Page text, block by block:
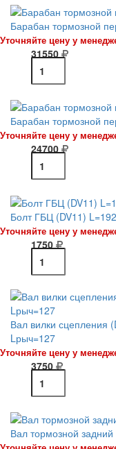
Барабан тормозной
Уточняйте цену у
31550
Барабан тормозной
Уточняйте цену у
24700
Болт ГБЦ (DV11)
Уточняйте цену у
1750
Вал вилки сцепления
Lрыч=127
Уточняйте цену у
3750
Вал тормозной